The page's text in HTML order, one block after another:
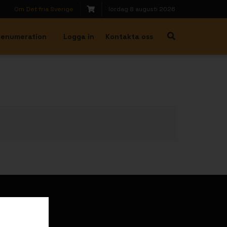
Om Det fria Sverige lördag 8 augusti 2026
Logga in Kontakta oss